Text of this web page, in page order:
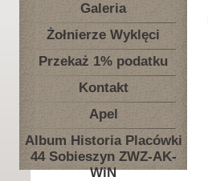
Galeria
Żołnierze Wyklęci
Przekaż 1% podatku
Kontakt
Apel
Album Historia Placówki
44 Sobieszyn ZWZ-AK-
WiN